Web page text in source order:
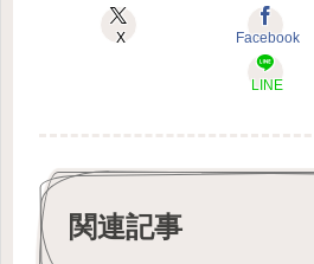
X Facebook
LINE
関連記事